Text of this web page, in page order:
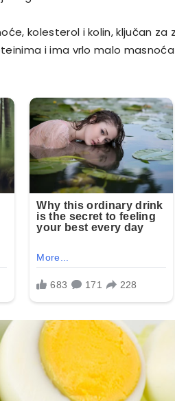
kolesterol i kolin, ključan za
i ima vrlo malo masnoća